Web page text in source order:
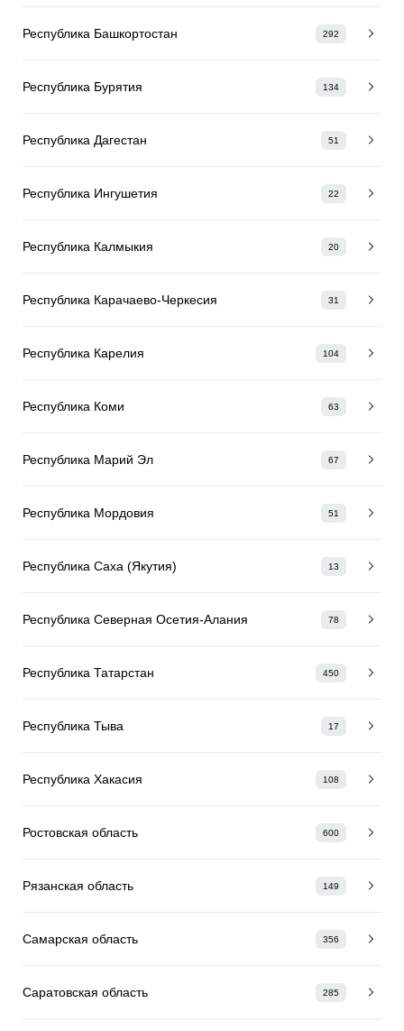
Республика Башкортостан 292
Республика Бурятия 134
Республика Дагестан 51
Республика Ингушетия 22
Республика Калмыкия 20
Республика Карачаево-Черкесия 31
Республика Карелия 104
Республика Коми 63
Республика Марий Эл 67
Республика Мордовия 51
Республика Саха (Якутия) 13
Республика Северная Осетия-Алания 78
Республика Татарстан 450
Республика Тыва 17
Республика Хакасия 108
Ростовская область 600
Рязанская область 149
Самарская область 356
Саратовская область 285